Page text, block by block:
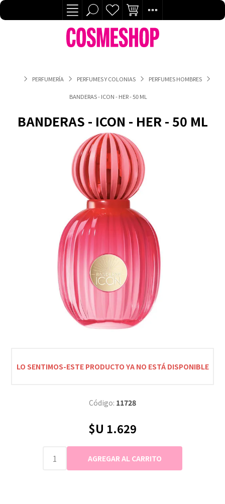
PERFUMERÍA PERFUMES Y COLONIAS PERFUMES HOMBRES
BANDERAS - ICON - HER - 50 ML
BANDERAS - ICON - HER - 50 ML
LO SENTIMOS-ESTE PRODUCTO YA NO ESTÁ DISPONIBLE
Código: 11728
$U 1.629